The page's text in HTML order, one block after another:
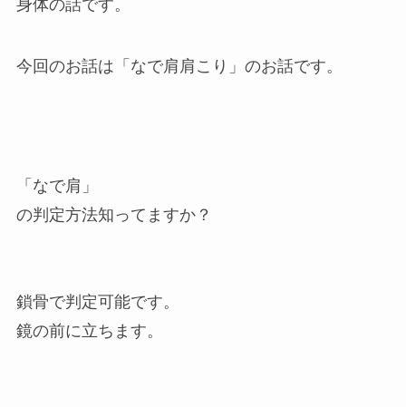
身体の話です。
今回のお話は「なで肩肩こり」のお話です。
「なで肩」
の判定方法知ってますか？
鎖骨で判定可能です。
鏡の前に立ちます。